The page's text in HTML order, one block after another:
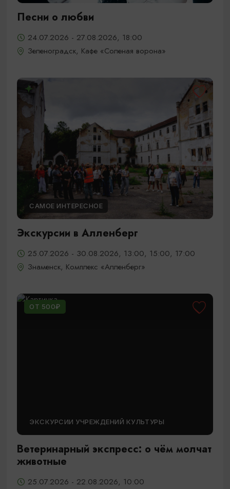
Песни о любви
24.07.2026 - 27.08.2026, 18:00
Зеленоградск, Кафе «Соленая ворона»
САМОЕ ИНТЕРЕСНОЕ
Экскурсии в Алленберг
25.07.2026 - 30.08.2026, 13:00, 15:00, 17:00
Знаменск, Комплекс «Алленберг»
ОТ 500₽
ЭКСКУРСИИ УЧРЕЖДЕНИЙ КУЛЬТУРЫ
Ветеринарный экспресс: о чём молчат
животные
25.07.2026 - 22.08.2026, 10:00